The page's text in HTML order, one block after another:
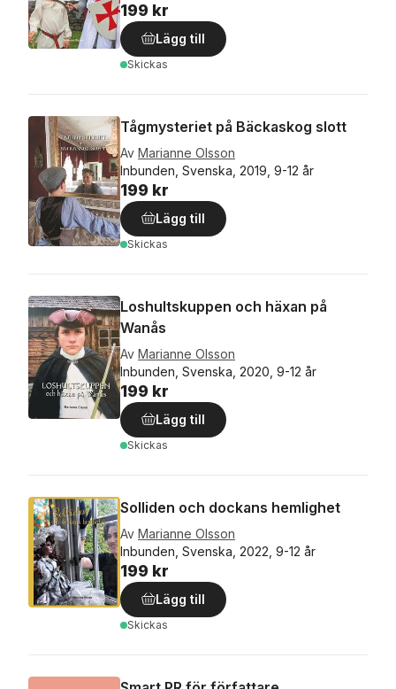
199 kr
Lägg till
Skickas
Tågmysteriet på Bäckaskog slott
Av Marianne Olsson
Inbunden, Svenska, 2019, 9-12 år
199 kr
Lägg till
Skickas
Loshultskuppen och häxan på
Wanås
Av Marianne Olsson
Inbunden, Svenska, 2020, 9-12 år
199 kr
Lägg till
Skickas
Solliden och dockans hemlighet
Av Marianne Olsson
Inbunden, Svenska, 2022, 9-12 år
199 kr
Lägg till
Skickas